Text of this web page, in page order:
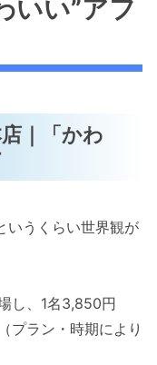
いい”アフ
｜「かわ
いうくらい世界観が
し、1名3,850円
プラン・時期により